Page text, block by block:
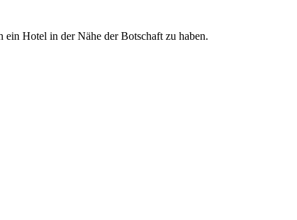
ein Hotel in der Nähe der Botschaft zu haben.